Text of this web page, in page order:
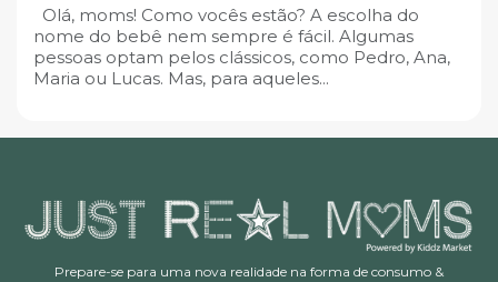
Olá, moms! Como vocês estão? A escolha do
nome do bebê nem sempre é fácil. Algumas
pessoas optam pelos clássicos, como Pedro, Ana,
Maria ou Lucas. Mas, para aqueles...
Prepare-se para uma nova realidade na forma de consumo &